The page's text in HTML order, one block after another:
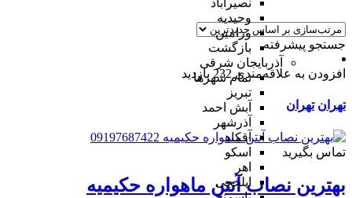
نصیرآباد
وحیدیه
ورامین
بازگشت
آذربایجان شرقی
تمام شهر‌ها
تبریز
آبش احمد
آذرشهر
آقکند
اسکو
اهر
ایلخچی
جستجو پیشرفته
افزودن به علاقه‌مندی 232 بازدید
تهران تهران
تماس بگیرید
بهترین نصاب آنتن ماهواره حکیمیه